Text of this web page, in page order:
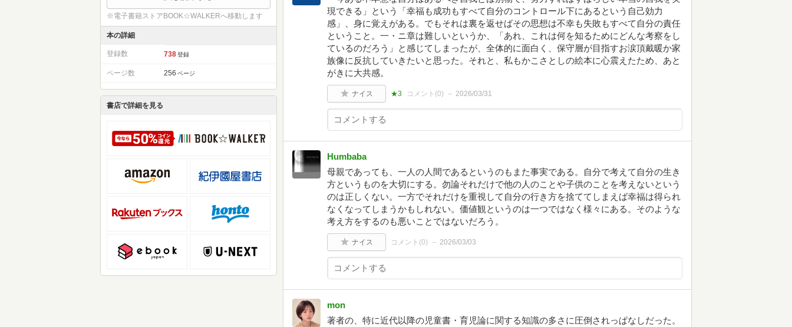
※電子書籍ストアBOOK☆WALKERへ移動します
本の詳細
登録数 738 登録
ページ数 256 ページ
書店で詳細を見る
現できる」という「幸福も成功もすべて自分のコントロール下にあるという自己効力
感」、身に覚えがある。でもそれは裏を返せばその思想は不幸も失敗もすべて自分の責任
ということ。一・ニ章は難しいというか、「あれ、これは何を知るためにどんな考察をし
ているのだろう」と感じてしまったが、全体的に面白く、保守層が目指すお涙頂戴暖か家
族像に反抗していきたいと思った。それと、私もかこさとしの絵本に心震えたため、あと
がきに大共感。
ナイス ★3 コメント(0) 2026/03/31
Humbaba
母親であっても、一人の人間であるというのもまた事実である。自分で考えて自分の生き
方というものを大切にする。勿論それだけで他の人のことや子供のことを考えないという
のは正しくない。一方でそれだけを重視して自分の行き方を捨ててしまえば幸福は得られ
なくなってしまうかもしれない。価値観というのは一つではなく様々にある。そのような
考え方をするのも悪いことではないだろう。
ナイス コメント(0) 2026/03/03
mon
著者の、特に近代以降の児童書・育児論に関する知識の多さに圧倒されっぱなしだった。